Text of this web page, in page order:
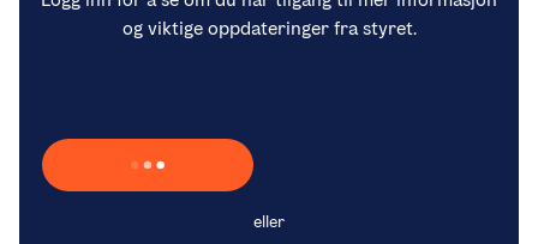
og viktige oppdateringer fra styret.
Laster inn Vipps …
eller